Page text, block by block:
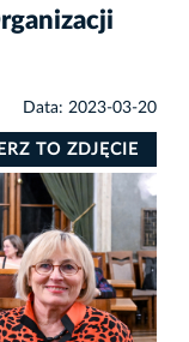
Data: 2023-03-20
TO ZDJĘCIE